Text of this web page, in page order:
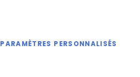
PARAMÈTRES PERSONNALISÉS